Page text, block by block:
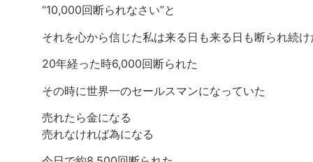
“10,000回断られなさい”と
それを心から信じた私は来る日も来る日も断られ続け
20年経った時6,000回断られた
その時に世界一のセールスマンになっていた
売れたら金になる
売れなければ為になる